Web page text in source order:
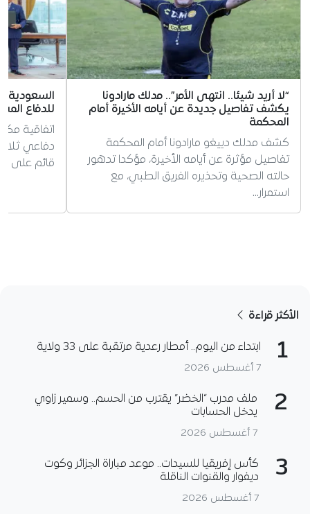
“لا أريد شيئا.. انتهى الأمر”.. مدلك مارادونا
يكشف تفاصيل جديدة عن أيامه الأخيرة أمام
المحكمة
كشف مدلك دييغو مارادونا أمام المحكمة
تفاصيل مؤثرة عن أيامه الأخيرة، مؤكدا تدهور
حالته الصحية وتحذيره الفريق الطبي، مع
استمرار…
السعودية
للدفاع
اتفاقية
دفاعي
قائم على
الأكثر قراءة
1 ابتداء من اليوم.. أمطار رعدية مرتقبة على 33 ولاية
7 أغسطس 2026
2
ملف مدرب “الخضر” يقترب من الحسم.. وسمير زاوي
يدخل الحسابات
7 أغسطس 2026
3
كأس إفريقيا للسيدات.. موعد مباراة الجزائر وكوت
ديفوار والقنوات الناقلة
7 أغسطس 2026